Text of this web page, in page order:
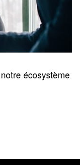
écosystème